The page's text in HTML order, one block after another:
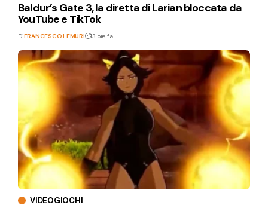
Baldur’s Gate 3, la diretta di Larian bloccata da
YouTube e TikTok
DiFRANCESCO LEMURI 13 ore fa
VIDEOGIOCHI